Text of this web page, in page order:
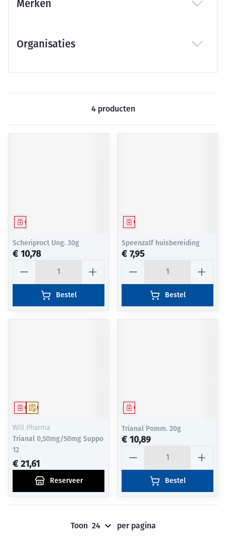
Merken
Organisaties
4producten
Geneesmiddel
Scheriproct Ung. 30g
€ 10,78
Bestel
Geneesmiddel
Speenzalf huisbereiding
€ 7,95
Bestel
Op voorschrift
Geneesmiddel
Will Pharma
Trianal 0,50mg/50mg Suppo
12
€ 21,61
Reserveer
Geneesmiddel
Trianal Pomm. 20g
€ 10,89
Bestel
Toon per pagina